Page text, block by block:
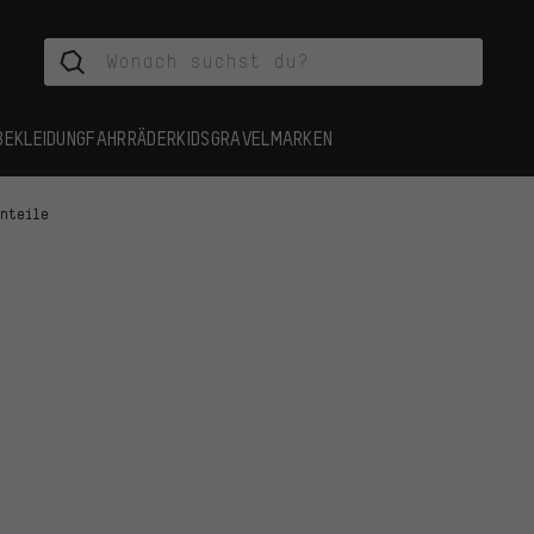
FAHRRÄDERKIDSGRAVEL MARKEN